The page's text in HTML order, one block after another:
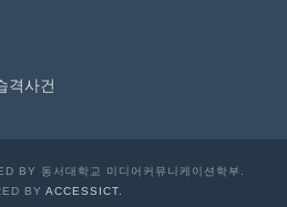
격사건
BY 동서대학교 미디어커뮤니케이션학부.
BY ACCESSICT.